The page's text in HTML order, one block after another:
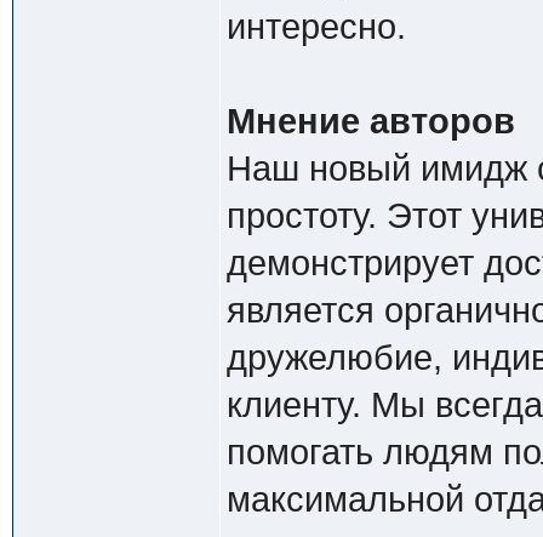
интересно.
Мнение авторов
Наш новый имидж
простоту. Этот
демонстрирует
является
дружелюбие,
клиенту. Мы
помогать людям
максимальной